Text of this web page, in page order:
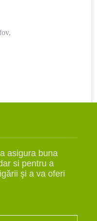
asigura buna
si pentru a
şi a va oferi